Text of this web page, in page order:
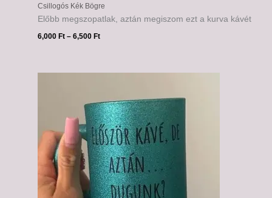
Csillogós Kék Bögre
Előbb megszopatlak, aztán megiszom ezt a kurva kávét
6,000Ft – 6,500Ft
6,500 Ft